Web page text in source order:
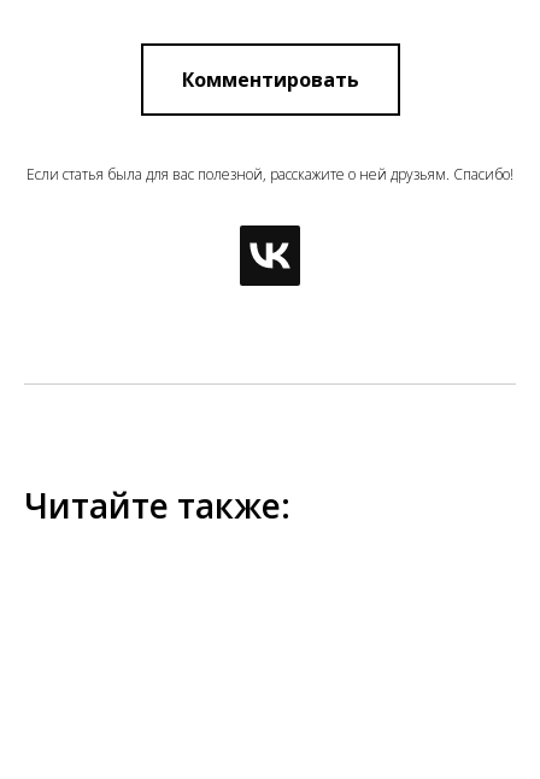
Комментировать
Если статья была для вас полезной, расскажите о ней друзьям. Спасибо!
Читайте также: